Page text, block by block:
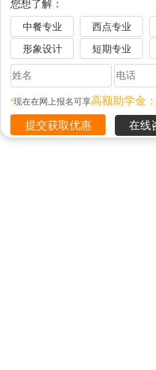
您想了解：
中餐专业 西点专业
形象设计 短期专业
*现在在网上报名可享高额助学金
在线